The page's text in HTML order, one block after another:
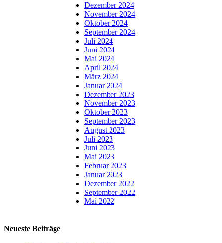
Dezember 2024
November 2024
Oktober 2024
September 2024
Juli 2024
Juni 2024
Mai 2024
April 2024
März 2024
Januar 2024
Dezember 2023
November 2023
Oktober 2023
September 2023
August 2023
Juli 2023
Juni 2023
Mai 2023
Februar 2023
Januar 2023
Dezember 2022
September 2022
Mai 2022
Neueste Beiträge